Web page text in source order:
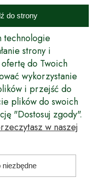
Sady to inicjatywa
jest wprowadzenie na
drzewek ozdobnych oraz
zarówno małych, jak
ofertę - wspaniałe
ozdobnych i owocowych,
produkowane są
plantatorów.
wszystkie drzewka cechuje
naszego klimatu
internetowego sklepu
owocowe, drzewka
owocowych, borówka
czereśni, odmiany śliwek
do strony
technologie
strony i
do Twoich
wykorzystanie
i przejść do
plików do swoich
"Dostosuj zgody".
w naszej